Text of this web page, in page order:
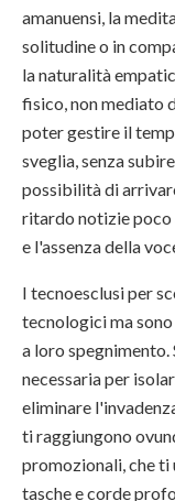
amanuensi, la
solitudine o in
la naturalità
fisico, non mediato
poter gestire il
sveglia, senza
possibilità di
ritardo notizie poco
e l'assenza della
I tecnoesclusi per
tecnologici ma
a loro
necessaria per
eliminare
ti raggiungono
promozionali, che ti
tasche e corde